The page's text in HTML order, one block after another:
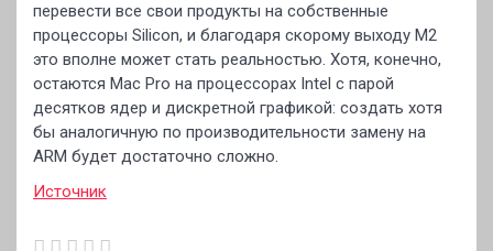
перевести все свои продукты на собственные
процессоры Silicon, и благодаря скорому выходу M2
это вполне может стать реальностью. Хотя, конечно,
остаются Mac Pro на процессорах Intel с парой
десятков ядер и дискретной графикой: создать хотя
бы аналогичную по производительности замену на
ARM будет достаточно сложно.
Источник